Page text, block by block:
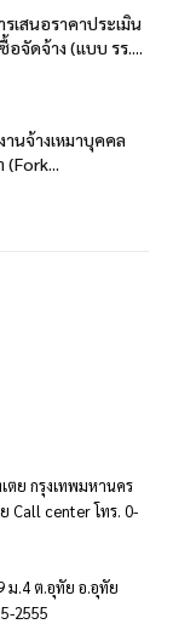
เสนอราคาประเมิน
อจัดจ้าง (แบบ รร....
นจ้างเหมาบุคคล
ตย กรุงเทพมหานคร
Call center โทร. 0-
ม.4 ต.อุทัย อ.อุทัย
2555